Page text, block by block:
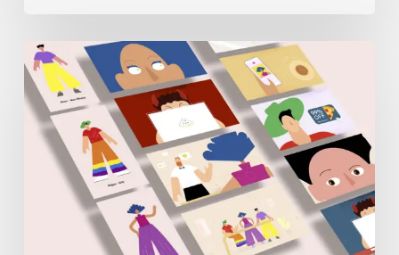
Digital
Security
Sessions